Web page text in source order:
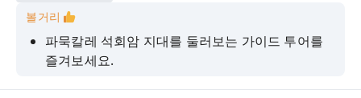
볼거리
파묵칼레 석회암 지대를 둘러보는 가이드 투어를
즐겨보세요.
가이드와 함께 고대 도시 히에라폴리스를 방문하